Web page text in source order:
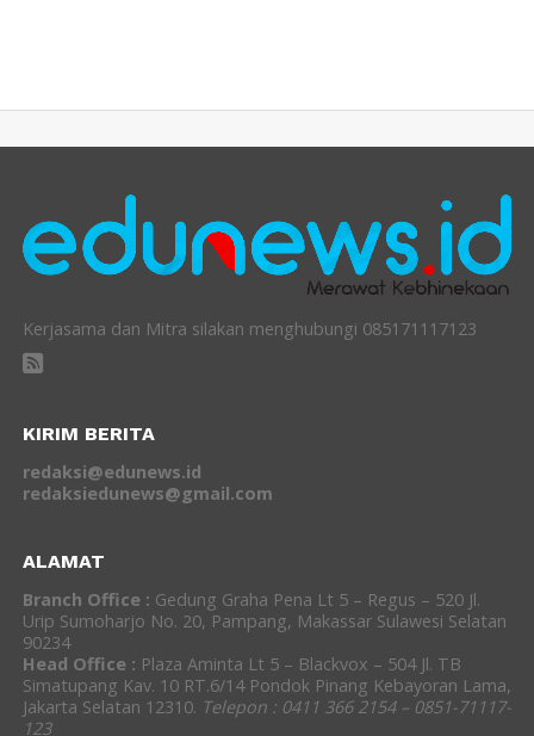
Kerjasama dan Mitra silakan menghubungi 085171117123
KIRIM BERITA
redaksi@edunews.id
redaksiedunews@gmail.com
ALAMAT
Branch Office : Gedung Graha Pena Lt 5 – Regus – 520 Jl.
Urip Sumoharjo No. 20, Pampang, Makassar Sulawesi Selatan
90234
Head Office : Plaza Aminta Lt 5 – Blackvox – 504 Jl. TB
Simatupang Kav. 10 RT.6/14 Pondok Pinang Kebayoran Lama,
Jakarta Selatan 12310. Telepon : 0411 366 2154 – 0851-71117-
123